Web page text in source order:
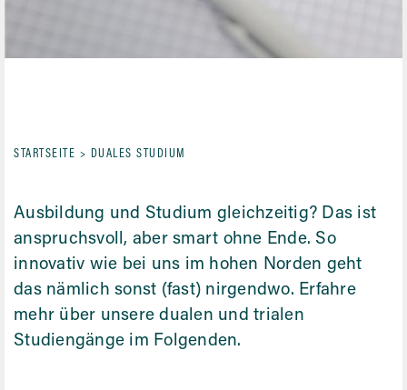
STARTSEITE > DUALES STUDIUM
Ausbildung und Studium gleichzeitig? Das ist
anspruchsvoll, aber smart ohne Ende. So
innovativ wie bei uns im hohen Norden geht
das nämlich sonst (fast) nirgendwo. Erfahre
mehr über unsere dualen und trialen
Studiengänge im Folgenden.